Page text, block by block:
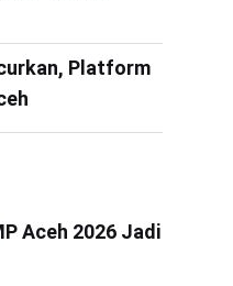
Platform
Aceh 2026 Jadi